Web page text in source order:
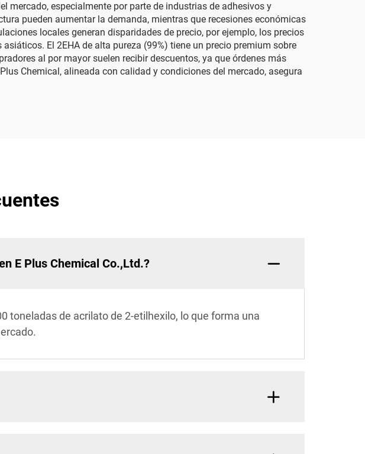
mercado, especialmente por parte de industrias de adhesivos y
pueden aumentar la demanda, mientras que recesiones económicas
locales generan disparidades de precio, por ejemplo, los precios
El 2EHA de alta pureza (99%) tiene un precio premium sobre
al por mayor suelen recibir descuentos, ya que órdenes más
Chemical, alineada con calidad y condiciones del mercado, asegura
E Plus Chemical Co.,Ltd.?
toneladas de acrilato de 2-etilhexilo, lo que forma una